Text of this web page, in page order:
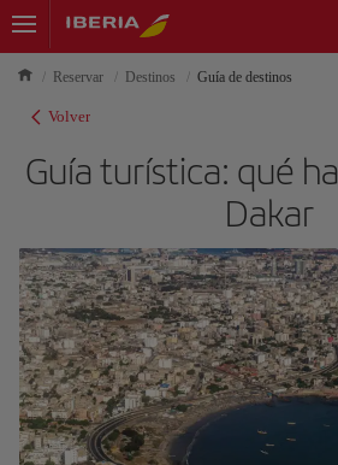
Reservar Destinos Guía de destinos
Volver
Guía turística: qué
Dakar